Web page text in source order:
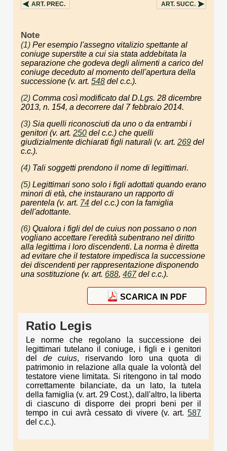
ART. PREC. ART. SUCC.
Note
(1) Per esempio l'assegno vitalizio spettante al
coniuge superstite a cui sia stata addebitata la
separazione che godeva degli alimenti a carico del
coniuge deceduto al momento dell'apertura della
successione (v. art. 548 del c.c.).
(2) Comma così modificato dal D.Lgs. 28 dicembre
2013, n. 154, a decorrere dal 7 febbraio 2014.
(3) Sia quelli riconosciuti da uno o da entrambi i
genitori (v. art. 250 del c.c.) che quelli
giudizialmente dichiarati figli naturali (v. art. 269 del
c.c.).
(4) Tali soggetti prendono il nome di legittimari.
(5) Legittimari sono solo i figli adottati quando erano
minori di età, che instaurano un rapporto di
parentela (v. art. 74 del c.c.) con la famiglia
dell'adottante.
(6) Qualora i figli del de cuius non possano o non
vogliano accettare l'eredità subentrano nel diritto
alla legittima i loro discendenti. La norma è diretta
ad evitare che il testatore impedisca la successione
dei discendenti per rappresentazione disponendo
una sostituzione (v. art. 688, 467del c.c.).
SCARICA IN PDF
Ratio Legis
Le norme che regolano la successione dei
legittimari tutelano il coniuge, i figli e i genitori
del de cuius, riservando loro una quota di
patrimonio in relazione alla quale la volontà del
testatore viene limitata. Si ritengono in tal modo
correttamente bilanciate, da un lato, la tutela
della famiglia (v. art. 29 Cost.), dall'altro, la liberta
di ciascuno di disporre dei propri beni per il
tempo in cui avrà cessato di vivere (v. art. 587
del c.c.).